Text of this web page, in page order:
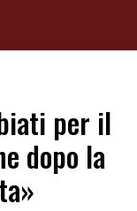
per il
dopo la